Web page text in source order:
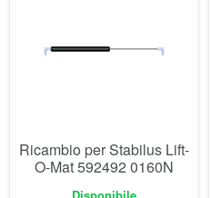
Ricambio per Stabilus Lift-
O-Mat 592492 0160N